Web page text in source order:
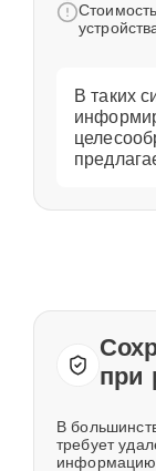
В таких
при
В
требует
информацию